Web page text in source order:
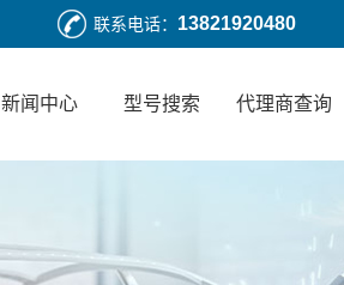
联系电话： 13821920480
新闻中心 型号搜索 代理商查询